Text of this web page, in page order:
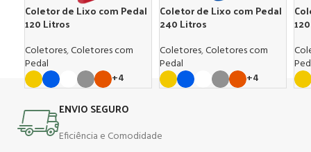
Coletor de Lixo com Pedal
120 Litros
Coletores,Coletores com
Pedal
+4
Coletor de Lixo com Pedal
240 Litros
Coletores,Coletores com
Pedal
+4
ENVIO SEGURO
Eficiência e Comodidade